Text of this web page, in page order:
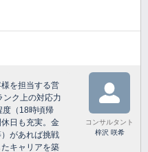
を担当する営
ンク上の対応力
度（18時頃帰
日も充実。金
があれば挑戦
キャリアを築
コンサルタント
梓沢 咲希